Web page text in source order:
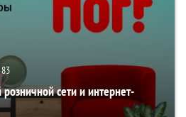
83
сети и интернет-